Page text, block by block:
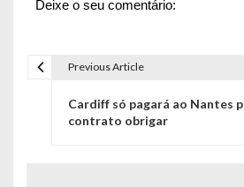
Deixe o seu comentário:
Previous Article
Cardiff só pagará ao Nantes
contrato obrigar